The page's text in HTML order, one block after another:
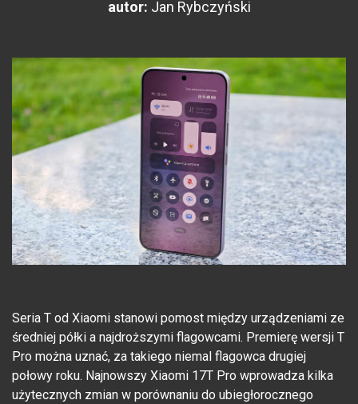
autor: Jan Rybczyński
Seria T od Xiaomi stanowi pomost między urządzeniami ze
średniej półki a najdroższymi flagowcami. Premierę wersji T
Pro można uznać, za takiego niemal flagowca drugiej
połowy roku. Najnowszy Xiaomi 17T Pro wprowadza kilka
użytecznych zmian w porównaniu do ubiegłorocznego